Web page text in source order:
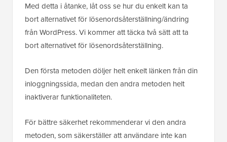
Med detta i åtanke, låt oss se hur du enkelt kan ta
bort alternativet för lösenordsåterställning/ändring
från WordPress. Vi kommer att täcka två sätt att ta
bort alternativet för lösenordsåterställning.
Den första metoden döljer helt enkelt länken från din
inloggningssida, medan den andra metoden helt
inaktiverar funktionaliteten.
För bättre säkerhet rekommenderar vi den andra
metoden, som säkerställer att användare inte kan